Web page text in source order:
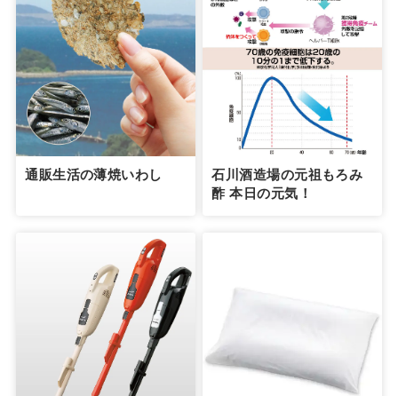
通販生活の薄焼いわし
石川酒造場の元祖もろみ
酢 本日の元気！